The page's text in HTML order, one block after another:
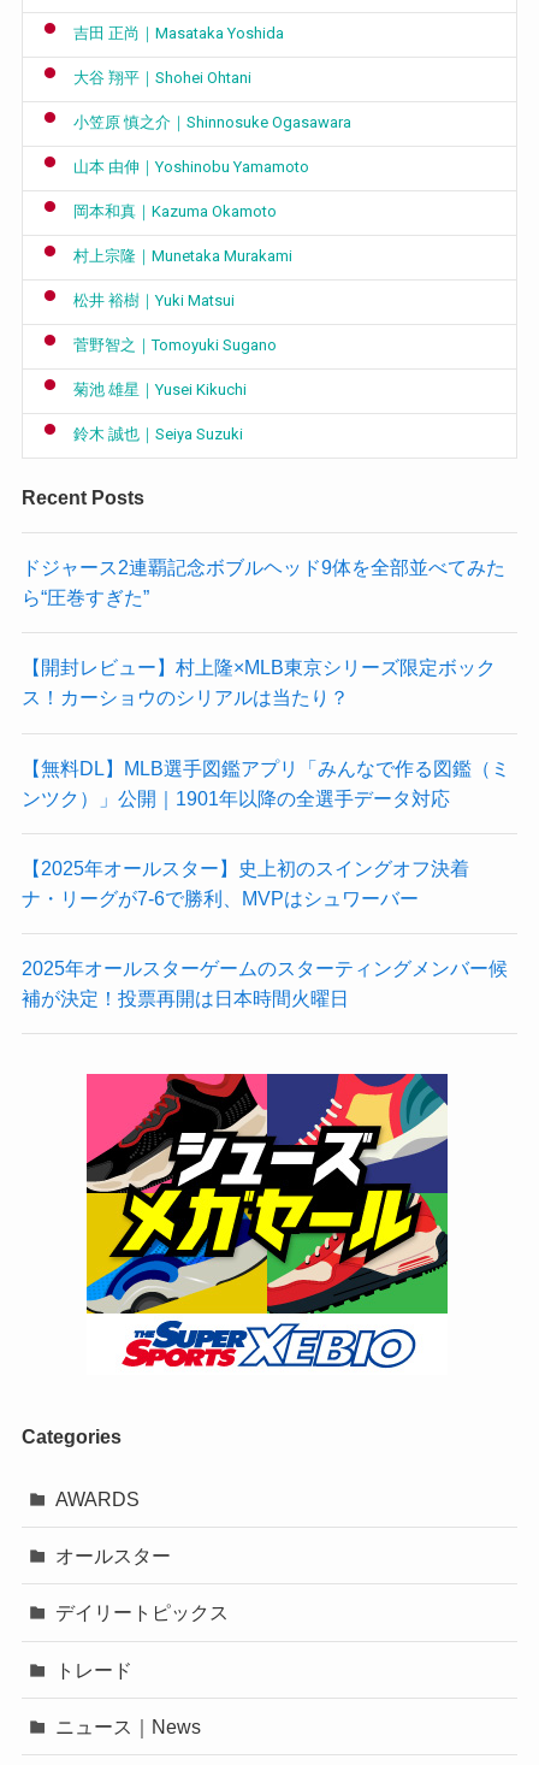
吉田 正尚｜Masataka Yoshida
大谷 翔平｜Shohei Ohtani
小笠原 慎之介｜Shinnosuke Ogasawara
山本 由伸｜Yoshinobu Yamamoto
岡本和真｜Kazuma Okamoto
村上宗隆｜Munetaka Murakami
松井 裕樹｜Yuki Matsui
菅野智之｜Tomoyuki Sugano
菊池 雄星｜Yusei Kikuchi
鈴木 誠也｜Seiya Suzuki
Recent Posts
ドジャース2連覇記念ボブルヘッド9体を全部並べてみた
ら“圧巻すぎた”
【開封レビュー】村上隆×MLB東京シリーズ限定ボック
ス！カーショウのシリアルは当たり？
【無料DL】MLB選手図鑑アプリ「みんなで作る図鑑（ミ
ンツク）」公開｜1901年以降の全選手データ対応
【2025年オールスター】史上初のスイングオフ決着
ナ・リーグが7-6で勝利、MVPはシュワーバー
2025年オールスターゲームのスターティングメンバー候
補が決定！投票再開は日本時間火曜日
Categories
AWARDS
オールスター
デイリートピックス
トレード
ニュース｜News